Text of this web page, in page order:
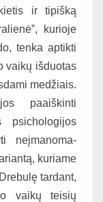
ir tipišką
kurioje
tenka aptikti
vaikų išduotas
medžiais.
paaiškinti
psichologijos
neįmanoma-
kuriame
tardant,
vaikų teisių